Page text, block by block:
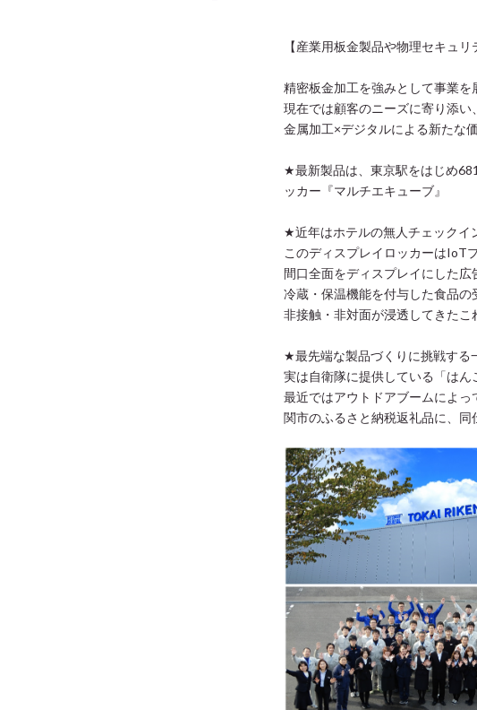
【産業用板金製品や物理セキュリ
精密板金加工を強みとして事業を
現在では顧客のニーズに寄り添い、
金属加工×デジタルによる新たな
★最新製品は、東京駅をはじめ
ッカー『マルチエキューブ』
★近年はホテルの無人チェックイ
このディスプレイロッカーはIoT
間口全面をディスプレイにした広
冷蔵・保温機能を付与した食品の
非接触・非対面が浸透してきたこ
★最先端な製品づくりに挑戦する
実は自衛隊に提供している「はん
最近ではアウトドアブームによっ
関市のふるさと納税返礼品に、同